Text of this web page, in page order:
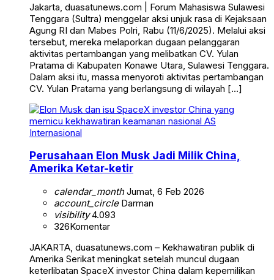
Jakarta, duasatunews.com | Forum Mahasiswa Sulawesi
Tenggara (Sultra) menggelar aksi unjuk rasa di Kejaksaan
Agung RI dan Mabes Polri, Rabu (11/6/2025). Melalui aksi
tersebut, mereka melaporkan dugaan pelanggaran
aktivitas pertambangan yang melibatkan CV. Yulan
Pratama di Kabupaten Konawe Utara, Sulawesi Tenggara.
Dalam aksi itu, massa menyoroti aktivitas pertambangan
CV. Yulan Pratama yang berlangsung di wilayah […]
Internasional
Perusahaan Elon Musk Jadi Milik China,
Amerika Ketar-ketir
calendar_monthJumat, 6 Feb 2026
account_circleDarman
visibility4.093
326Komentar
JAKARTA, duasatunews.com – Kekhawatiran publik di
Amerika Serikat meningkat setelah muncul dugaan
keterlibatan SpaceX investor China dalam kepemilikan